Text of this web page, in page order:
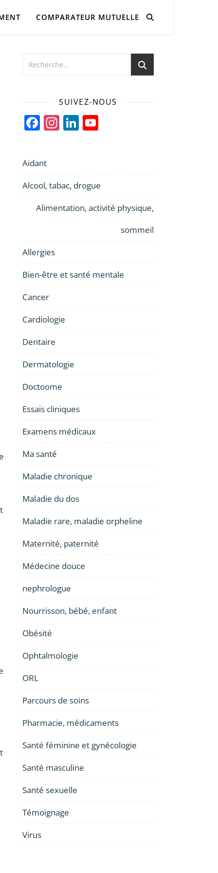
COMPARATEUR MUTUELLE
SUIVEZ-NOUS
Facebook
Instagram
LinkedIn
Aidant
Alcool, tabac, drogue
Alimentation, activité physique,
sommeil
Allergies
Bien-être et santé mentale
Cancer
Cardiologie
Dentaire
Dermatologie
Doctoome
Essais cliniques
Examens médicaux
Ma santé
Maladie chronique
Maladie du dos
Maladie rare, maladie orpheline
Maternité, paternité
Médecine douce
nephrologue
Nourrisson, bébé, enfant
Obésité
Ophtalmologie
ORL
Parcours de soins
Pharmacie, médicaments
Santé féminine et gynécologie
Santé masculine
Santé sexuelle
Témoignage
Virus